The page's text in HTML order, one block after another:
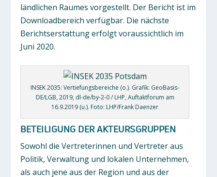
ländlichen Raumes vorgestellt. Der Bericht ist im
Downloadbereich verfügbar. Die nächste
Berichtserstattung erfolgt voraussichtlich im
Juni 2020.
INSEK 2035: Vertiefungsbereiche (o.). Grafik: GeoBasis-
DE/LGB, 2019, dl-de/by-2-0 / LHP, Auftaktforum am
16.9.2019 (u.). Foto: LHP/Frank Daenzer
BETEILIGUNG DER AKTEURSGRUPPEN
Sowohl die Vertreterinnen und Vertreter aus
Politik, Verwaltung und lokalen Unternehmen,
als auch jene aus der Region und aus der